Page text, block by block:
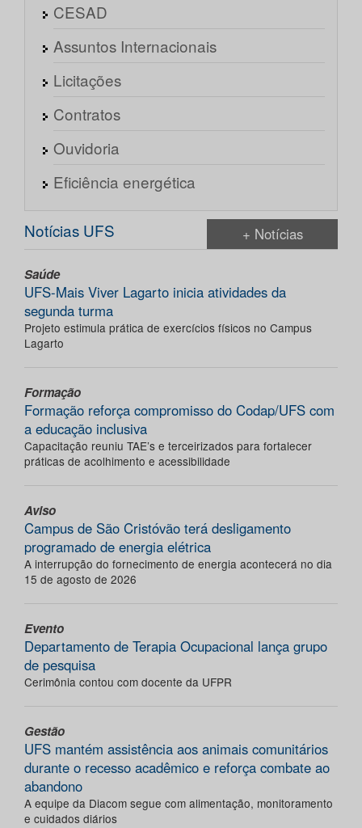
CESAD
Assuntos Internacionais
Licitações
Contratos
Ouvidoria
Eficiência energética
Notícias UFS + Notícias
Saúde
UFS-Mais Viver Lagarto inicia atividades da
segunda turma
Projeto estimula prática de exercícios físicos no Campus
Lagarto
Formação
Formação reforça compromisso do Codap/UFS com
a educação inclusiva
Capacitação reuniu TAE’s e terceirizados para fortalecer
práticas de acolhimento e acessibilidade
Aviso
Campus de São Cristóvão terá desligamento
programado de energia elétrica
A interrupção do fornecimento de energia acontecerá no dia
15 de agosto de 2026
Evento
Departamento de Terapia Ocupacional lança grupo
de pesquisa
Cerimônia contou com docente da UFPR
Gestão
UFS mantém assistência aos animais comunitários
durante o recesso acadêmico e reforça combate ao
abandono
A equipe da Diacom segue com alimentação, monitoramento
e cuidados diários